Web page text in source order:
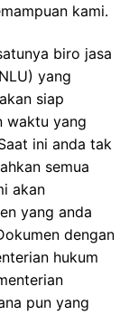
kami.
biro jasa
yang
siap
waktu yang
ini anda tak
semua
akan
yang anda
dengan
hukum
pun yang